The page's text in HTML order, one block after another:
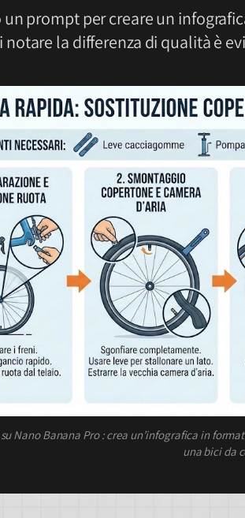
prompt per creare un
notare la differenza di qualità è
Nano Banana Pro : crea un’infografica in
una bici da